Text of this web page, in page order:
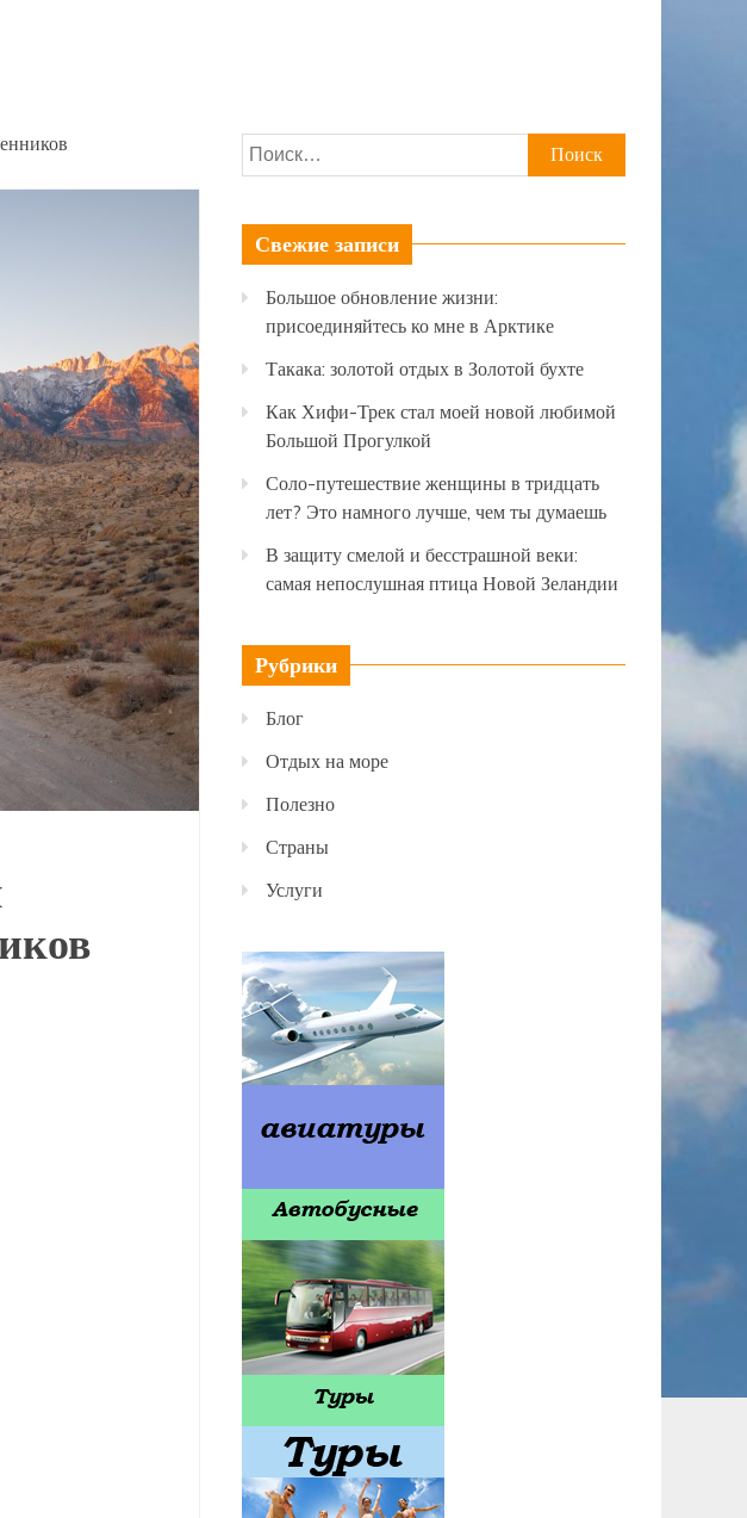
Найти:
Свежие записи
Большое обновление жизни:
присоединяйтесь ко мне в Арктике
Такака: золотой отдых в Золотой бухте
Как Хифи-Трек стал моей новой любимой
Большой Прогулкой
Соло-путешествие женщины в тридцать
лет? Это намного лучше, чем ты думаешь
В защиту смелой и бесстрашной веки:
самая непослушная птица Новой Зеландии
Рубрики
Блог
Отдых на море
Полезно
Страны
Услуги